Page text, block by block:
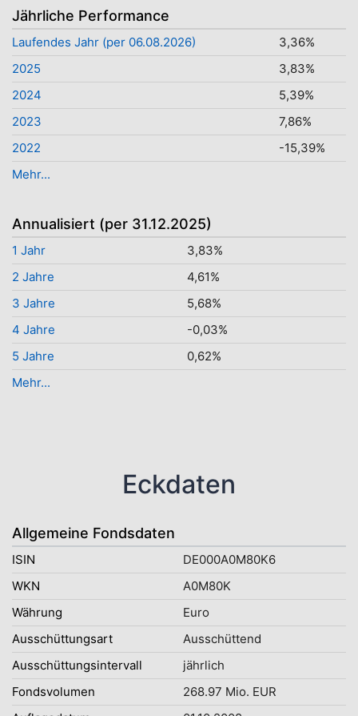
Jährliche Performance
Laufendes Jahr (per 06.08.2026)
3,36%
2025
3,83%
2024
5,39%
2023
7,86%
2022
-15,39%
Mehr...
Annualisiert (per 31.12.2025)
1 Jahr
3,83%
2 Jahre
4,61%
3 Jahre
5,68%
4 Jahre
-0,03%
5 Jahre
0,62%
Mehr...
Eckdaten
Allgemeine Fondsdaten
ISIN
DE000A0M80K6
WKN
A0M80K
Währung
Euro
Ausschüttungsart
Ausschüttend
Ausschüttungsintervall
jährlich
Fondsvolumen
268.97 Mio. EUR